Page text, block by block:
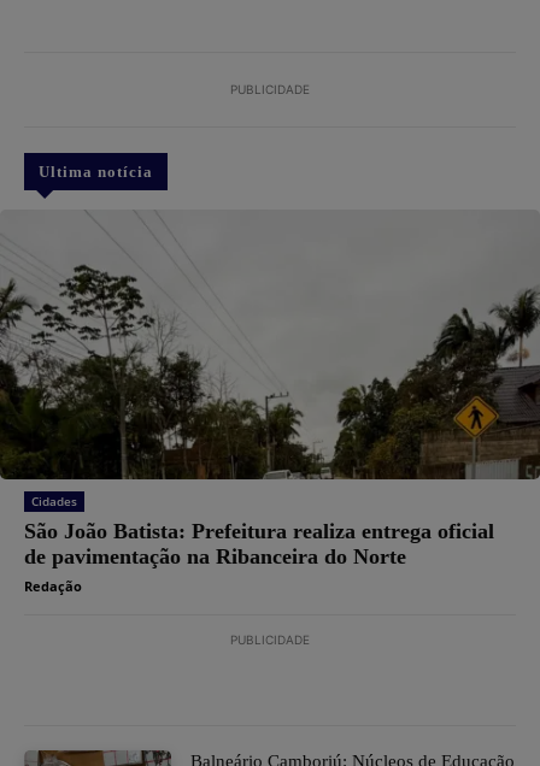
PUBLICIDADE
Ultima notícia
Cidades
São João Batista: Prefeitura realiza entrega oficial
de pavimentação na Ribanceira do Norte
Redação
PUBLICIDADE
Balneário Camboriú: Núcleos de Educação